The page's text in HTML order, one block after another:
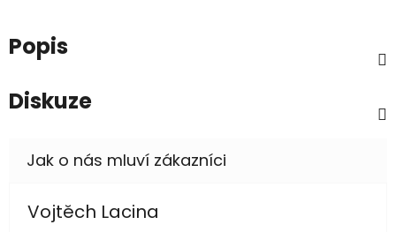
Popis
Diskuze
Vojtěch Lacina